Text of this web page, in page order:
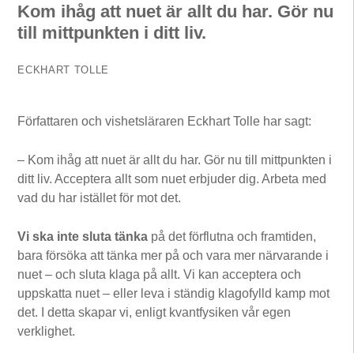
Kom ihåg att nuet är allt du har. Gör nu
till mittpunkten i ditt liv.
ECKHART TOLLE
Författaren och vishetsläraren Eckhart Tolle har sagt:
– Kom ihåg att nuet är allt du har. Gör nu till mittpunkten i
ditt liv. Acceptera allt som nuet erbjuder dig. Arbeta med
vad du har istället för mot det.
Vi ska inte sluta tänka på det förflutna och framtiden,
bara försöka att tänka mer på och vara mer närvarande i
nuet – och sluta klaga på allt. Vi kan acceptera och
uppskatta nuet – eller leva i ständig klagofylld kamp mot
det. I detta skapar vi, enligt kvantfysiken vår egen
verklighet.